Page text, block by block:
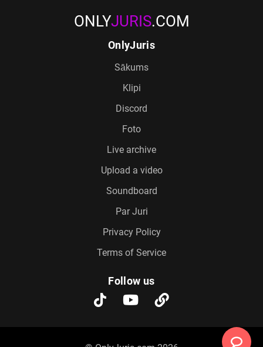
ONLYJURIS.COM
OnlyJuris
Sākums
Klipi
Discord
Foto
Live archive
Upload a video
Soundboard
Par Juri
Privacy Policy
Terms of Service
Follow us